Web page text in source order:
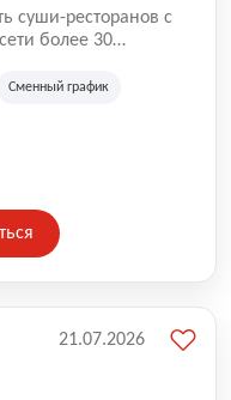
суши-pеcторанoв с
составляет 4,9.
Сменный график
21.07.2026